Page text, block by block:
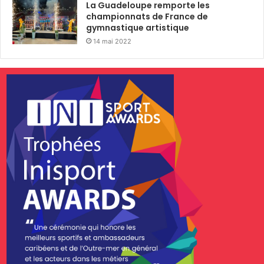
La Guadeloupe remporte les
championnats de France de
gymnastique artistique
14 mai 2022